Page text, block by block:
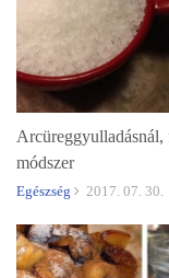
Arcüreggyulladásnál,
módszer
Egészség 2017. 07. 30.